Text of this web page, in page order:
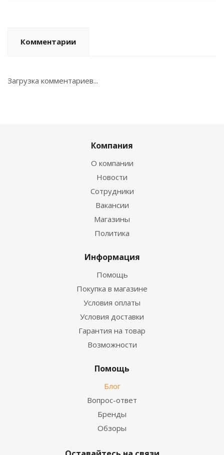
Комментарии
Загрузка комментариев...
Компания
О компании
Новости
Сотрудники
Вакансии
Магазины
Политика
Информация
Помощь
Покупка в магазине
Условия оплаты
Условия доставки
Гарантия на товар
Возможности
Помощь
Блог
Вопрос-ответ
Бренды
Обзоры